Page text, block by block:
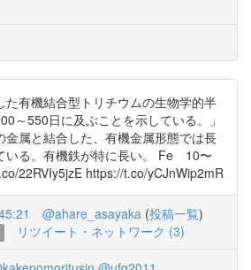
た有機結合型トリチウムの生物学的半
～550日に及ぶことを示している。」
属と結合した、有機金属形態では長
いる。有機鉄が特に長い。 Fe 10〜
22RVIy5jzE https://t.co/yCJnWip2mR
@ahare_asayaka (投稿一覧)
リツイート・ネットワーク (3)